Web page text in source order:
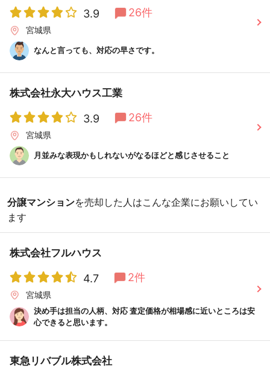
3.9 26件
宮城県
なんと言っても、対応の早さです。
株式会社永大ハウス工業
3.9 26件
宮城県
月並みな表現かもしれないがなるほどと感じさせること
分譲マンションを売却した人はこんな企業にお願いしてい
ます
株式会社フルハウス
4.7 2件
宮城県
決め手は担当の人柄、対応 査定価格が相場感に近いところは安
心できると思います。
東急リバブル株式会社